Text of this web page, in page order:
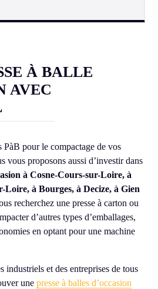
À BALLE
AVEC
pour le compactage de vos
vous proposons aussi d’investir dans
à Cosne-Cours-sur-Loire, à
Loire, à Bourges, à Decize, à Gien
recherchez une presse à carton ou
d’autres types d’emballages,
en optant pour une machine
industriels et des entreprises de tous
unepresse à balles d’occasion